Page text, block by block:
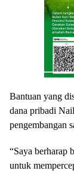
Bantuan yang
dana pribadi
pengembangan
“Saya berharap
untuk